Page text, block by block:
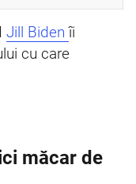
Jill Bidenîi
cu care
măcar de